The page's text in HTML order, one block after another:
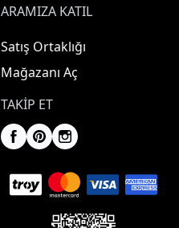
ARAMIZA KATIL
Satış Ortaklığı
Mağazanı Aç
TAKIP ET